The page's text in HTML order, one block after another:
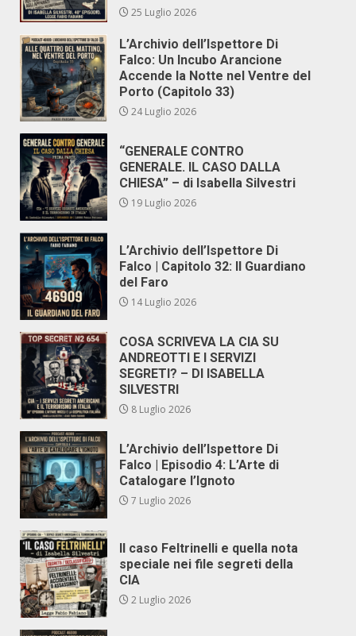
25 Luglio 2026
L’Archivio dell’Ispettore Di
Falco: Un Incubo Arancione
Accende la Notte nel Ventre del
Porto (Capitolo 33)
24 Luglio 2026
“GENERALE CONTRO
GENERALE. IL CASO DALLA
CHIESA” – di Isabella Silvestri
19 Luglio 2026
L’Archivio dell’Ispettore Di
Falco | Capitolo 32: Il Guardiano
del Faro
14 Luglio 2026
COSA SCRIVEVA LA CIA SU
ANDREOTTI E I SERVIZI
SEGRETI? – DI ISABELLA
SILVESTRI
8 Luglio 2026
L’Archivio dell’Ispettore Di
Falco | Episodio 4: L’Arte di
Catalogare l’Ignoto
7 Luglio 2026
Il caso Feltrinelli e quella nota
speciale nei file segreti della
CIA
2 Luglio 2026